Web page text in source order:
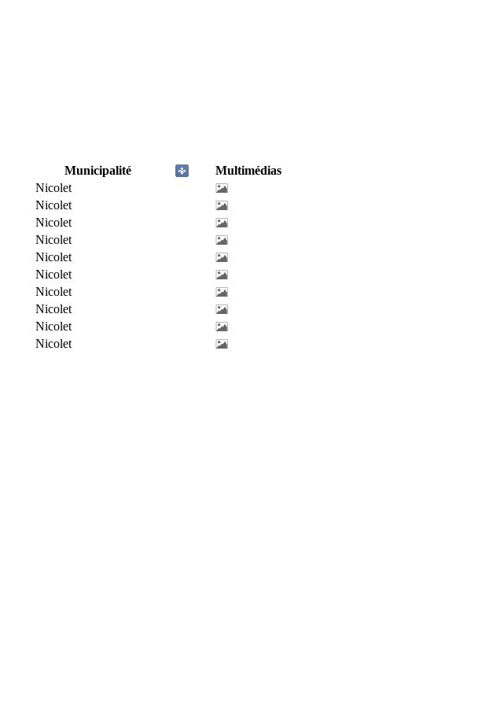
Municipalité
Multimédias
Nicolet
Nicolet
Nicolet
Nicolet
Nicolet
Nicolet
Nicolet
Nicolet
Nicolet
Nicolet